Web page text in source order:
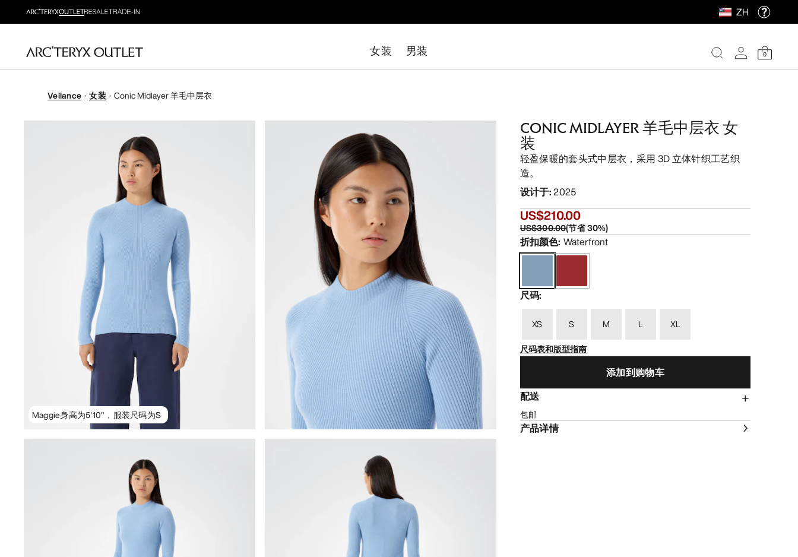
ZH
女装 男装 0
Veilance 女装 Conic Midlayer 羊毛中层衣
Maggie身高为5'10"，服装尺码为S
CONIC MIDLAYER 羊毛中层衣 女
装
轻盈保暖的套头式中层衣，采用 3D 立体针织工艺织
造。
设计于:2025
US$210.00
US$300.00(节省30%)
折扣颜色: Waterfront
尺码:
XS S M L
XL
尺码表和版型指南
添加到购物车
配送
包邮
产品详情